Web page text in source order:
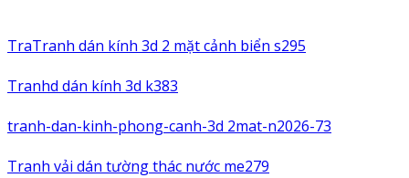
TraTranh dán kính 3d 2 mặt cảnh biển s295
Tranhd dán kính 3d k383
tranh-dan-kinh-phong-canh-3d 2mat-n2026-73
Tranh vải dán tường thác nước me279